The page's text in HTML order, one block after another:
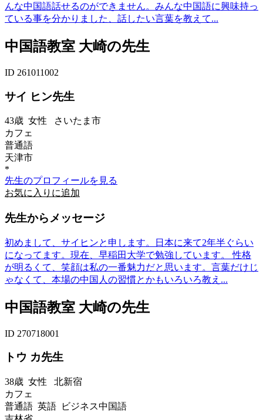
んな中国語話せるのができません。みんな中国語に興味持っ
ている事を分かりました、話したい言葉を教えて...
中国語教室 大崎の先生
ID 261011002
サイ ヒン先生
43歳 女性 さいたま市
カフェ
普通語
天津市
*
先生のプロフィールを見る
お気に入りに追加
先生からメッセージ
初めまして、サイヒンと申します。日本に来て2年半ぐらい
になってます。現在、早稲田大学で勉強しています。 性格
が明るくて、笑顔は私の一番魅力だと思います。言葉だけじ
ゃなくて、本場の中国人の習慣とかもいろいろ教え...
中国語教室 大崎の先生
ID 270718001
トウ カ先生
38歳 女性 北新宿
カフェ
普通語 英語 ビジネス中国語